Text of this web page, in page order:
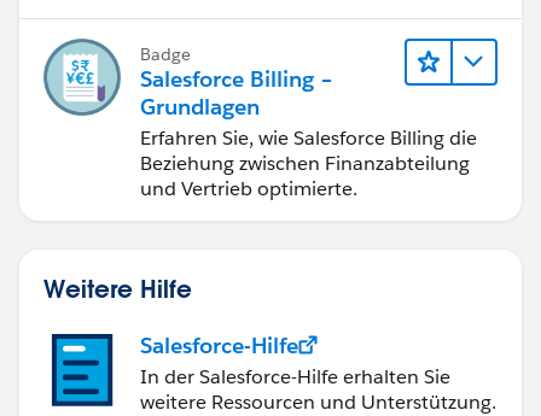
Badge
Salesforce Billing –
Grundlagen
Erfahren Sie, wie Salesforce Billing die
Beziehung zwischen Finanzabteilung
und Vertrieb optimierte.
Weitere Hilfe
Salesforce-Hilfe
In der Salesforce-Hilfe erhalten Sie
weitere Ressourcen und Unterstützung.